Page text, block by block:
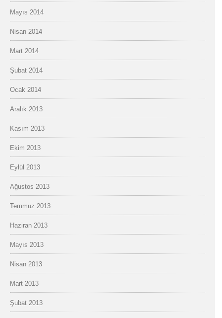
Mayıs 2014
Nisan 2014
Mart 2014
Şubat 2014
Ocak 2014
Aralık 2013
Kasım 2013
Ekim 2013
Eylül 2013
Ağustos 2013
Temmuz 2013
Haziran 2013
Mayıs 2013
Nisan 2013
Mart 2013
Şubat 2013